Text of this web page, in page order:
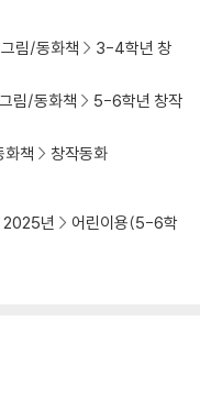
2025년
어린이용(5-6학
림/동화책
3-4학년 창
림/동화책
5-6학년 창작
화책 창작동화